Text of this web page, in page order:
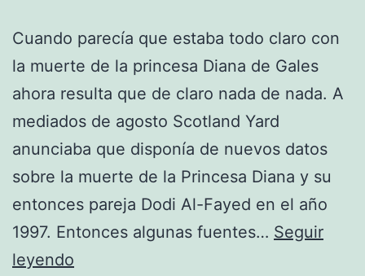
Cuando parecía que estaba todo claro con
la muerte de la princesa Diana de Gales
ahora resulta que de claro nada de nada. A
mediados de agosto Scotland Yard
anunciaba que disponía de nuevos datos
sobre la muerte de la Princesa Diana y su
entonces pareja Dodi Al-Fayed en el año
1997. Entonces algunas fuentes… Seguir
leyendo